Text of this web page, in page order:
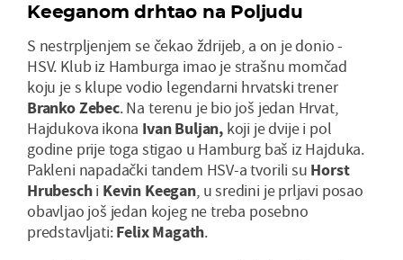
Keeganom drhtao na Poljudu
S nestrpljenjem se čekao ždrijeb, a on je donio -
HSV. Klub iz Hamburga imao je strašnu momčad
koju je s klupe vodio legendarni hrvatski trener
Branko Zebec. Na terenu je bio još jedan Hrvat,
Hajdukova ikona Ivan Buljan,koji je dvije i pol
godine prije toga stigao u Hamburg baš iz Hajduka.
Pakleni napadački tandem HSV-a tvorili su Horst
Hrubeschi Kevin Keegan, u sredini je prljavi posao
obavljao još jedan kojeg ne treba posebno
predstavljati:Felix Magath.